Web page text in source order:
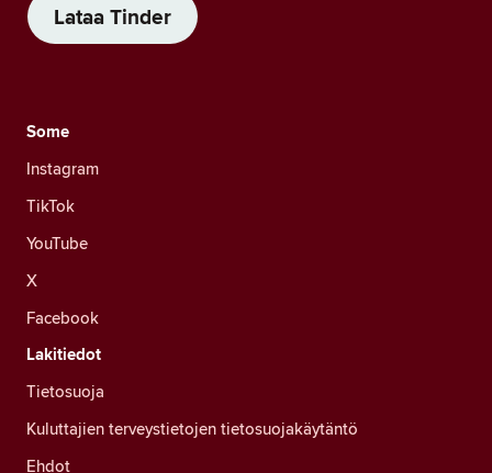
Lataa Tinder
Some
Instagram
TikTok
YouTube
X
Facebook
Lakitiedot
Tietosuoja
Kuluttajien terveystietojen tietosuojakäytäntö
Ehdot